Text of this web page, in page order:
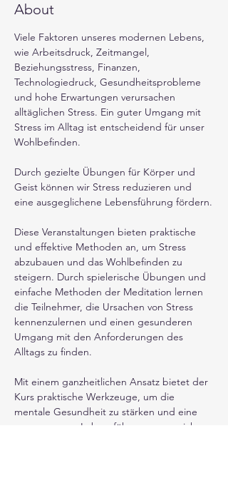
About
Viele Faktoren unseres modernen Lebens,
wie Arbeitsdruck, Zeitmangel,
Beziehungsstress, Finanzen,
Technologiedruck, Gesundheitsprobleme
und hohe Erwartungen verursachen
alltäglichen Stress. Ein guter Umgang mit
Stress im Alltag ist entscheidend für unser
Wohlbefinden.
Durch gezielte Übungen für Körper und
Geist können wir Stress reduzieren und
eine ausgeglichene Lebensführung fördern.
Diese Veranstaltungen bieten praktische
und effektive Methoden an, um Stress
abzubauen und das Wohlbefinden zu
steigern. Durch spielerische Übungen und
einfache Methoden der Meditation lernen
die Teilnehmer, die Ursachen von Stress
kennenzulernen und einen gesunderen
Umgang mit den Anforderungen des
Alltags zu finden.
Mit einem ganzheitlichen Ansatz bietet der
Kurs praktische Werkzeuge, um die
mentale Gesundheit zu stärken und eine
ausgewogene Lebensführung zu erreichen.